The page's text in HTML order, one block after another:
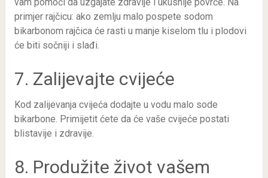
primjer rajčicu: ako zemlju malo pospete sodom
bikarbonom rajčica će rasti u manje kiselom tlu i plodovi
će biti sočniji i slađi.
7. Zalijevajte cvijeće
Kod zalijevanja cvijeća dodajte u vodu malo sode
bikarbone. Primijetit ćete da će vaše cvijeće postati
blistavije i zdravije.
8. Produžite život vašem